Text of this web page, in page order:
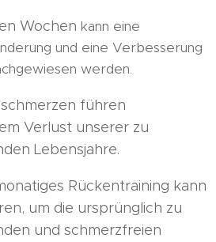
Wochen kann eine
und eine Verbesserung
werden.
führen
Verlust unserer zu
Lebensjahre.
Rückentraining kann
um die ursprünglich zu
und schmerzfreien